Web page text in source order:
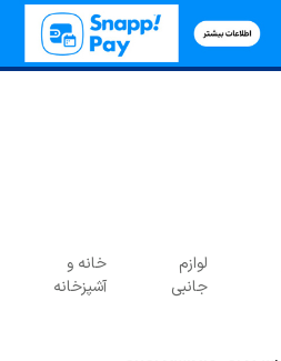
لوازم
جانبی
خانه و
آشپزخانه